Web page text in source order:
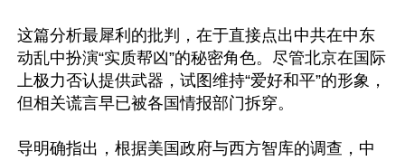
这篇分析最犀利的批判，在于直接点出中共在中东
动乱中扮演“实质帮凶”的秘密角色。尽管北京在国际
上极力否认提供武器，试图维持“爱好和平”的形象，
但相关谎言早已被各国情报部门拆穿。
导明确指出，根据美国政府与西方智库的调查，中